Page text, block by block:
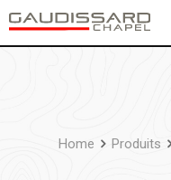
Skip
to
Home Produits